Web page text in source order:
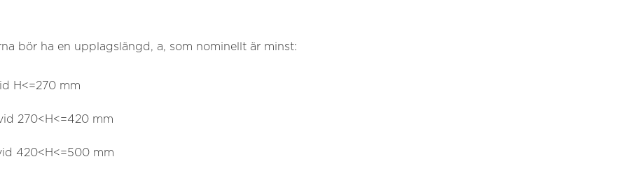
bör ha en upplagslängd, a, som nominellt är minst:
H<=270 mm
270<H<=420 mm
420<H<=500 mm